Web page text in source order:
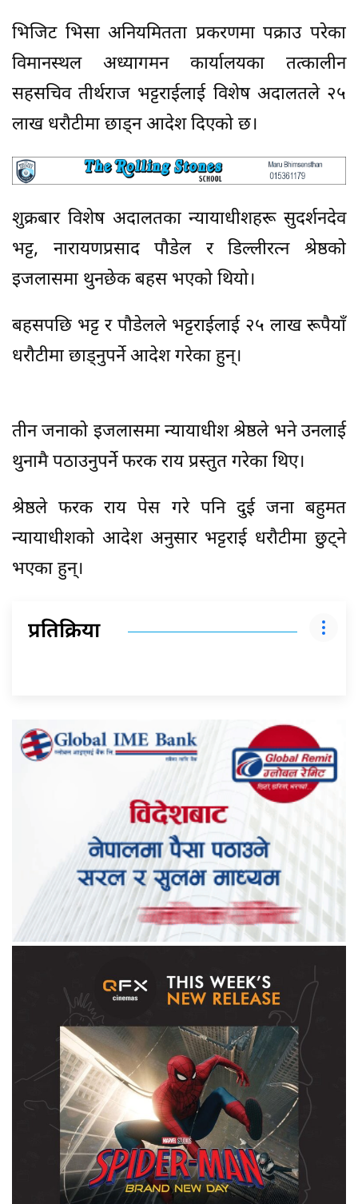
भिजिट भिसा अनियमितता प्रकरणमा पक्राउ परेका
विमानस्थल अध्यागमन कार्यालयका तत्कालीन
सहसचिव तीर्थराज भट्टराईलाई विशेष अदालतले २५
लाख धरौटीमा छाड्न आदेश दिएको छ।
शुक्रबार विशेष अदालतका न्यायाधीशहरू सुदर्शनदेव
भट्ट, नारायणप्रसाद पौडेल र डिल्लीरत्न श्रेष्ठको
इजलासमा थुनछेक बहस भएको थियो।
बहसपछि भट्ट र पौडेलले भट्टराईलाई २५ लाख रूपैयाँ
धरौटीमा छाड्नुपर्ने आदेश गरेका हुन्।
तीन जनाको इजलासमा न्यायाधीश श्रेष्ठले भने उनलाई
थुनामै पठाउनुपर्ने फरक राय प्रस्तुत गरेका थिए।
श्रेष्ठले फरक राय पेस गरे पनि दुई जना बहुमत
न्यायाधीशको आदेश अनुसार भट्टराई धरौटीमा छुट्ने
भएका हुन्।
प्रतिक्रिया